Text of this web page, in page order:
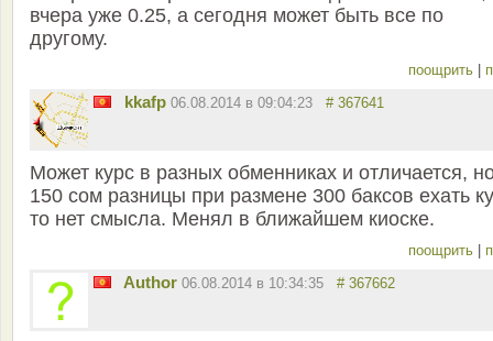
вчера уже 0.25, а сегодня может быть все по
другому.
поощрить
kkafp 06.08.2014 в 09:04:23 # 367641
Может курс в разных обменниках и отличается,
150 сом разницы при размене 300 баксов ехать
то нет смысла. Менял в ближайшем киоске.
поощрить
Author 06.08.2014 в 10:34:35 # 367662